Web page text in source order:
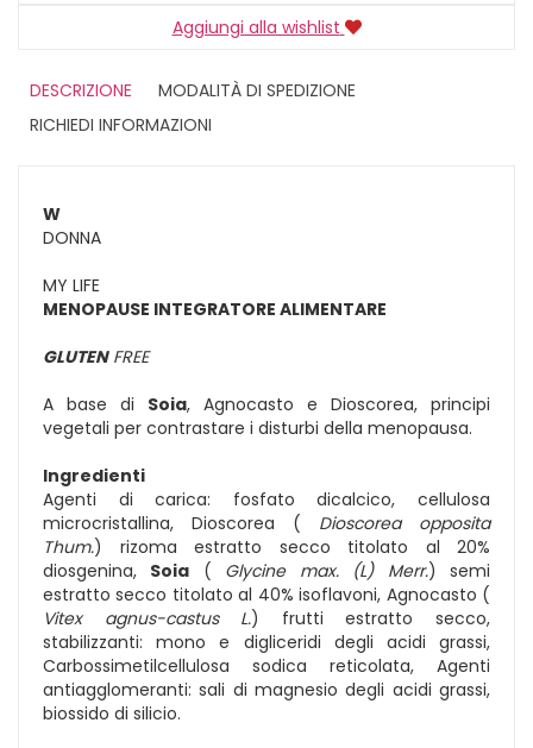
Aggiungi alla wishlist
DESCRIZIONE
MODALITÀ DI SPEDIZIONE
RICHIEDI INFORMAZIONI
W
DONNA
MY LIFE
MENOPAUSE INTEGRATORE ALIMENTARE
GLUTENFREE
A base di Soia, Agnocasto e Dioscorea, principi
vegetali per contrastare i disturbi della menopausa.
Ingredienti
Agenti di carica: fosfato dicalcico, cellulosa
microcristallina, Dioscorea ( Dioscorea opposita
Thum.) rizoma estratto secco titolato al 20%
diosgenina, Soia ( Glycine max. (L) Merr.) semi
estratto secco titolato al 40% isoflavoni, Agnocasto (
Vitex agnus-castus L.) frutti estratto secco,
stabilizzanti: mono e digliceridi degli acidi grassi,
Carbossimetilcellulosa sodica reticolata, Agenti
antiagglomeranti: sali di magnesio degli acidi grassi,
biossido di silicio.